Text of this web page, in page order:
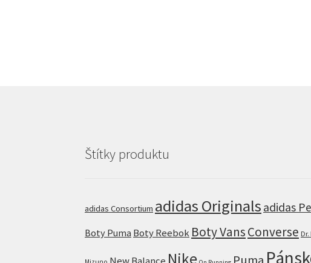
Štítky produktu
adidas Consortium adidas Originals adidas
Boty Puma Boty Reebok Boty VansConverse
Nike